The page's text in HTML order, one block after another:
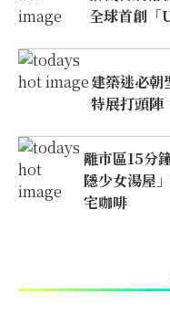
全球首創
建築迷必朝
特展打頭陣
離市區15分
隱少女湯屋
宅咖啡